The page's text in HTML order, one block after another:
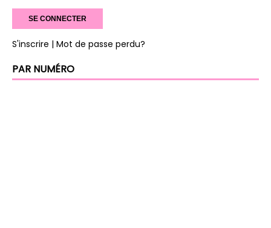
S'inscrire | Mot de passe perdu?
PAR NUMÉRO